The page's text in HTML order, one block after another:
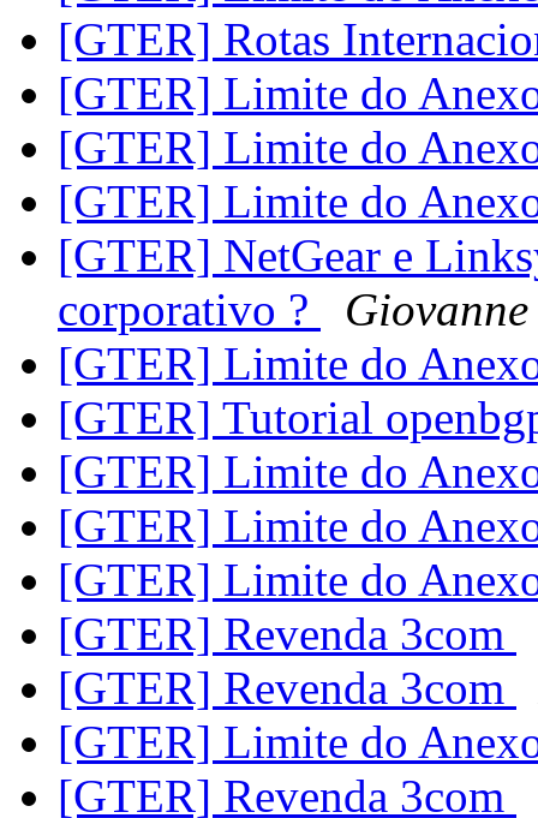
[GTER] Rotas
[GTER] Limite do
[GTER] Limite do
[GTER] Limite do
[GTER] NetGear e
corporativo ?
[GTER] Limite do
[GTER] Tutorial
[GTER] Limite do
[GTER] Limite do
[GTER] Limite do
[GTER] Revenda 3com
[GTER] Revenda 3com
[GTER] Limite do
[GTER] Revenda 3com